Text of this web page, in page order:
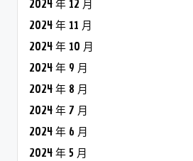
2024 年 12 月
2024 年 11 月
2024 年 10 月
2024 年 9 月
2024 年 8 月
2024 年 7 月
2024 年 6 月
2024 年 5 月